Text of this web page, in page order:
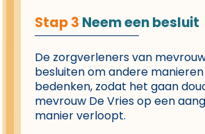
Stap 3 Neem een besluit
De zorgverleners van
besluiten om andere
bedenken, zodat het gaan
mevrouw De Vries op een
manier verloopt.